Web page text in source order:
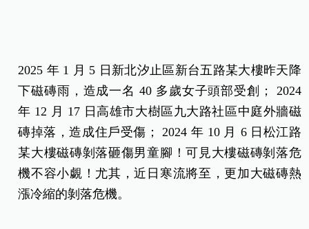
2025 年 1 月 5 日新北汐止區新台五路某大樓昨天降
下磁磚雨，造成一名 40 多歲女子頭部受創； 2024
年 12 月 17 日高雄市大樹區九大路社區中庭外牆磁
磚掉落，造成住戶受傷； 2024 年 10 月 6 日松江路
某大樓磁磚剝落砸傷男童腳！可見大樓磁磚剝落危
機不容小覷！尤其，近日寒流將至，更加大磁磚熱
漲冷縮的剝落危機。